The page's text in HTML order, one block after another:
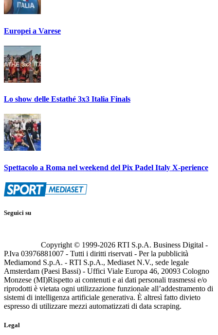
Europei a Varese
Lo show delle Estathé 3x3 Italia Finals
Spettacolo a Roma nel weekend del Pix Padel Italy X-perience
Seguici su
Copyright © 1999-2026 RTI S.p.A. Business Digital -
P.Iva 03976881007 - Tutti i diritti riservati - Per la pubblicità
Mediamond S.p.A. - RTI S.p.A., Mediaset N.V., sede legale
Amsterdam (Paesi Bassi) - Uffici Viale Europa 46, 20093 Cologno
Monzese (MI)Rispetto ai contenuti e ai dati personali trasmessi e/o
riprodotti è vietata ogni utilizzazione funzionale all’addestramento di
sistemi di intelligenza artificiale generativa. È altresì fatto divieto
espresso di utilizzare mezzi automatizzati di data scraping.
Legal